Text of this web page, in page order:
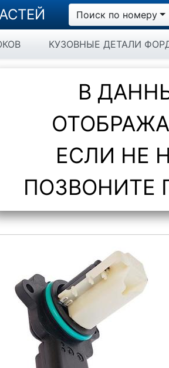
Поиск по номеру
КУЗОВНЫЕ ДЕТАЛИ
В
ЕСЛИ НЕ
ПОЗВОНИТЕ